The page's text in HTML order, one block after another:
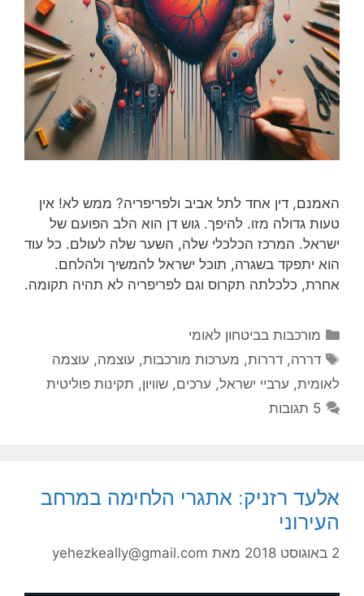
האמנם, דין אחד לתל אביב ולפריפריה? ממש לא! אין
טעות גדולה מזו. להיפך. גוש דן הוא הלב הפועם של
ישראל. המרכז הכלכלי שלה, השער שלה לעולם. כל עוד
הוא יתפקד בשגרה, תוכל ישראל להמשיך ולהלחם.
אחרת, כלכלתה תקרוס וגם לפריפריה לא תהיה תקומה.
קטגוריות
מורכבות בביטחון לאומי
תגיות
דררה,דררות, מערכות מורכבות, עוצמה, עוצמה
לאומית, ערביי ישראל, ערכים, שוויון, תקינות פוליטית
5 תגובות
אלעד רזניק: אתגרי הלחימה במרחב
העירוני
2 באוגוסט 2018 מאת yehezkeally@gmail.com